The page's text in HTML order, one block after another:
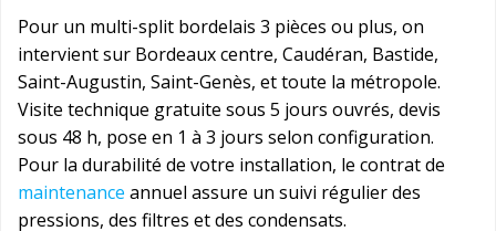
Pour un multi-split bordelais 3 pièces ou plus, on
intervient sur Bordeaux centre, Caudéran, Bastide,
Saint-Augustin, Saint-Genès, et toute la métropole.
Visite technique gratuite sous 5 jours ouvrés, devis
sous 48 h, pose en 1 à 3 jours selon configuration.
Pour la durabilité de votre installation, le contrat de
maintenance annuel assure un suivi régulier des
pressions, des filtres et des condensats.